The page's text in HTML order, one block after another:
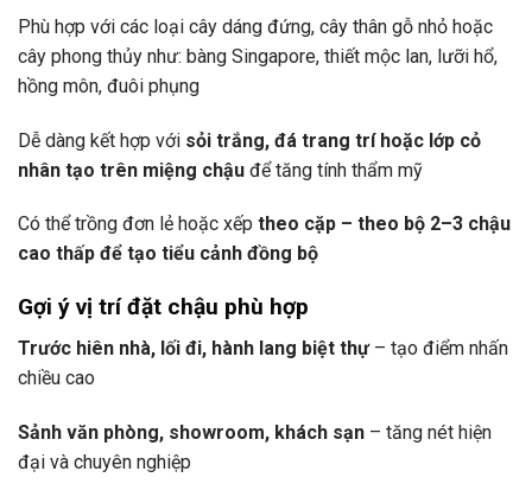
Phù hợp với các loại cây dáng đứng, cây thân gỗ nhỏ hoặc
cây phong thủy như: bàng Singapore, thiết mộc lan, lưỡi hổ,
hồng môn, đuôi phụng
Dễ dàng kết hợp với sỏi trắng, đá trang trí hoặc lớp cỏ
nhân tạo trên miệng chậu để tăng tính thẩm mỹ
Có thể trồng đơn lẻ hoặc xếp theo cặp – theo bộ 2–3 chậu
cao thấp để tạo tiểu cảnh đồng bộ
Gợi ý vị trí đặt chậu phù hợp
Trước hiên nhà, lối đi, hành lang biệt thự– tạo điểm nhấn
chiều cao
Sảnh văn phòng, showroom, khách sạn – tăng nét hiện
đại và chuyên nghiệp